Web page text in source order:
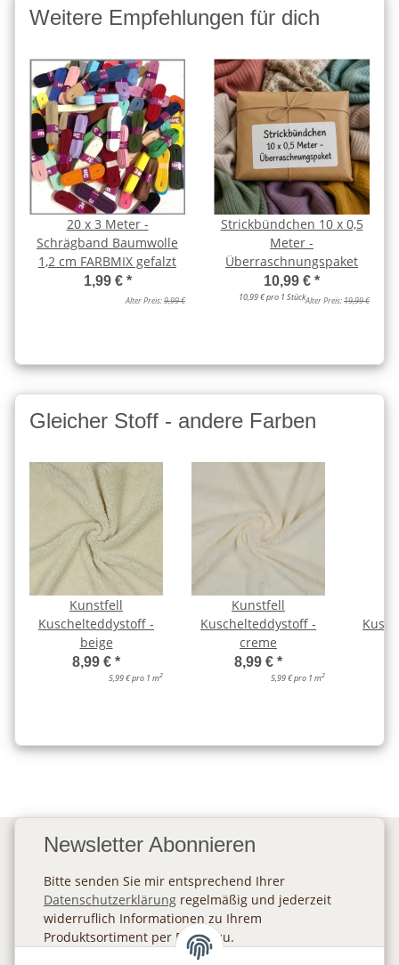
Weitere Empfehlungen für dich
20 x 3 Meter -
Schrägband Baumwolle
1,2 cm FARBMIX gefalzt
1,99 € *
Alter Preis:9,99 €
Strickbündchen 10 x 0,5
Meter -
Überraschnungspaket
10,99 € *
10,99 € pro 1 StückAlter Preis:19,99 €
Gleicher Stoff - andere Farben
Kunstfell
Kuschelteddystoff -
beige
8,99 € *
5,99 € pro 1 m2
Kunstfell
Kuschelteddystoff -
creme
8,99 € *
5,99 € pro 1 m2
Newsletter Abonnieren
Bitte senden Sie mir entsprechend Ihrer
Datenschutzerklärung regelmäßig und jederzeit
widerruflich Informationen zu Ihrem
Produktsortiment per E-Mail zu.